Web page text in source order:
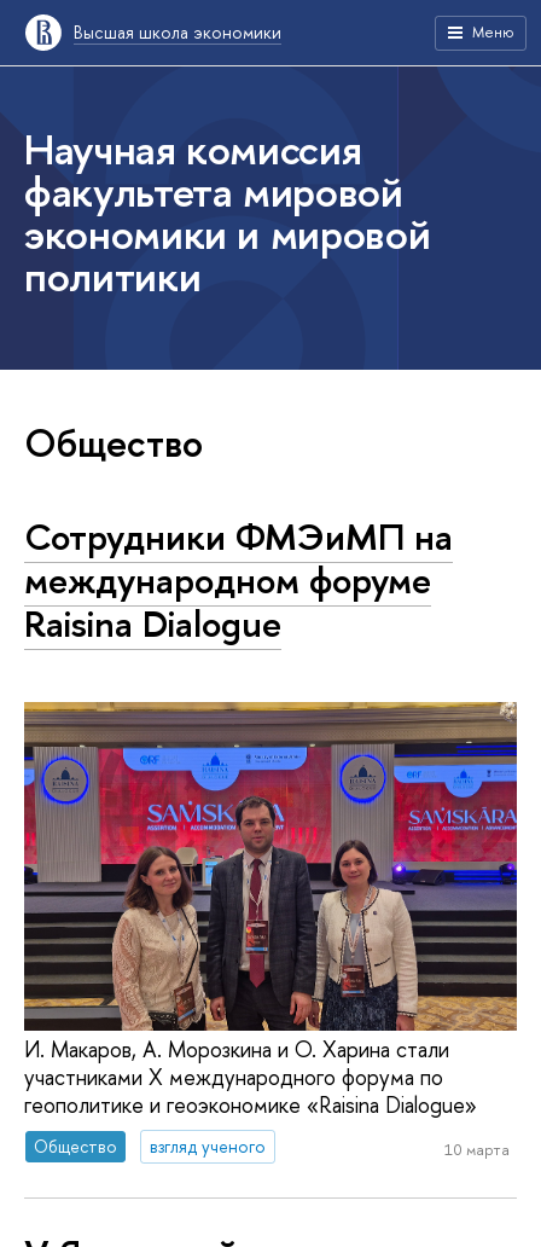
Высшая школа экономики Меню
Научная комиссия
факультета мировой
экономики и мировой
политики
Общество
Сотрудники ФМЭиМП на
международном форуме
Raisina Dialogue
И. Макаров, А. Морозкина и О. Харина стали
участниками X международного форума по
геополитике и геоэкономике «Raisina Dialogue»
Общество взгляд ученого 10 марта